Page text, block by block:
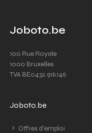
Joboto.be
100 Rue Royale
1000 Bruxelles
TVA BE0432.916.146
Joboto.be
Offres d'emploi